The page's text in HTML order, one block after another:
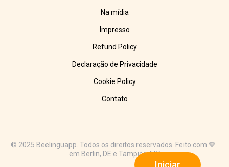
Iniciar
Na mídia
Impresso
Refund Policy
Declaração de Privacidade
Cookie Policy
Contato
© 2025 Beelinguapp. Todos os direitos reservados. Feito com 🧡
em Berlin, DE e Tampico, MX